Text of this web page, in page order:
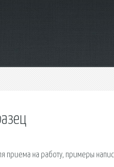
на работу, примеры